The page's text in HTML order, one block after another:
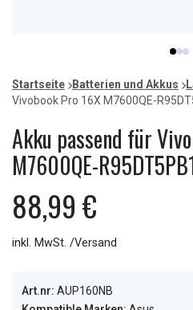
item
0 1 2
of
3
Startseite Batterien und Akkus
Vivobook Pro 16X M7600QE-
Akku passend für
M7600QE-
88,99 €
inkl. MwSt. /Versand
Art.nr: AUP160NB